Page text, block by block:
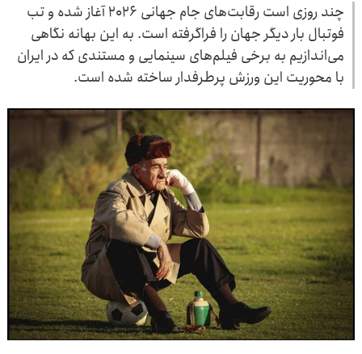
چند روزی است رقابت‌های جام جهانی ۲۰۲۶ آغاز شده و تب
فوتبال بار دیگر جهان را فراگرفته است. به این بهانه نگاهی
می‌اندازیم به برخی فیلم‌های سینمایی و مستندی که در ایران
با محوریت این ورزش پرطرفدار ساخته شده است.